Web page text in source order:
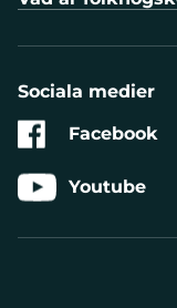
Sociala medier
Facebook
Youtube